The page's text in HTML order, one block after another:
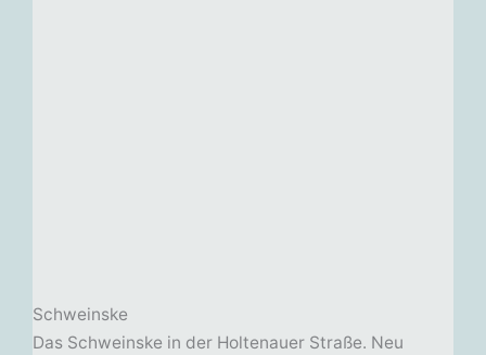
Schweinske
Das Schweinske in der Holtenauer Straße. Neu